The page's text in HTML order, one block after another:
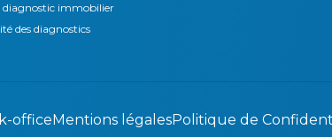
diagnostic immobilier
des diagnostics
officeMentions légalesPolitique de